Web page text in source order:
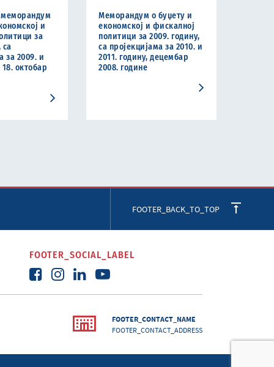
и
за
са
за 2009. и
18. октобар
Меморандум о буџету и
економској и фискалној
политици за 2009. годину,
са пројекцијама за 2010. и
2011. годину, децембар
2008. године
FOOTER_BACK_TO_TOP
FOOTER_SOCIAL_LABEL
FOOTER_CONTACT_NAME
FOOTER_CONTACT_ADDRESS